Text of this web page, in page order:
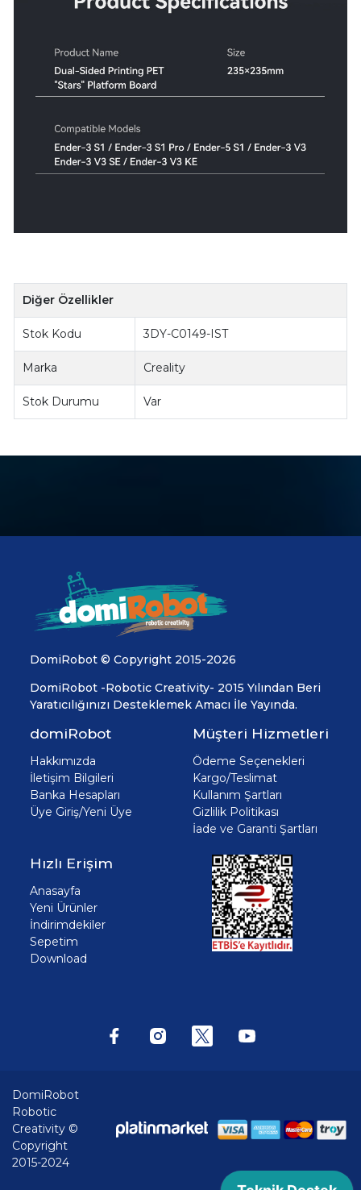
Diğer Özellikler
Stok Kodu 3DY-C0149-IST
Marka Creality
Stok Durumu Var
DomiRobot © Copyright 2015-2026
DomiRobot -Robotic Creativity- 2015 Yılından Beri
Yaratıcılığınızı Desteklemek Amacı İle Yayında.
domiRobot
Hakkımızda
İletişim Bilgileri
Banka Hesapları
Üye Giriş/Yeni Üye
Müşteri Hizmetleri
Ödeme Seçenekleri
Kargo/Teslimat
Kullanım Şartları
Gizlilik Politikası
İade ve Garanti Şartları
Hızlı Erişim
Anasayfa
Yeni Ürünler
İndirimdekiler
Sepetim
Download
DomiRobot
Robotic
Creativity ©
Copyright
2015-2024